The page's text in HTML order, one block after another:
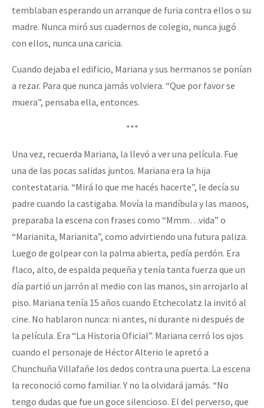
temblaban esperando un arranque de furia contra ellos o su
madre. Nunca miró sus cuadernos de colegio, nunca jugó
con ellos, nunca una caricia.
Cuando dejaba el edificio, Mariana y sus hermanos se ponían
a rezar. Para que nunca jamás volviera. “Que por favor se
muera”, pensaba ella, entonces.
***
Una vez, recuerda Mariana, la llevó a ver una película. Fue
una de las pocas salidas juntos. Mariana era la hija
contestataria. “Mirá lo que me hacés hacerte”, le decía su
padre cuando la castigaba. Movía la mandíbula y las manos,
preparaba la escena con frases como “Mmm…vida” o
“Marianita, Marianita”, como advirtiendo una futura paliza.
Luego de golpear con la palma abierta, pedía perdón. Era
flaco, alto, de espalda pequeña y tenía tanta fuerza que un
día partió un jarrón al medio con las manos, sin arrojarlo al
piso. Mariana tenía 15 años cuando Etchecolatz la invitó al
cine. No hablaron nunca: ni antes, ni durante ni después de
la película. Era “La Historia Oficial”. Mariana cerró los ojos
cuando el personaje de Héctor Alterio le apretó a
Chunchuña Villafañe los dedos contra una puerta. La escena
la reconoció como familiar. Y no la olvidará jamás. “No
tengo dudas que fue un goce silencioso. El del perverso, que